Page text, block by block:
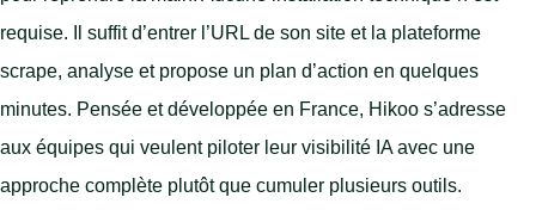
requise. Il suffit d’entrer l’URL de son site et la plateforme
scrape, analyse et propose un plan d’action en quelques
minutes. Pensée et développée en France, Hikoo s’adresse
aux équipes qui veulent piloter leur visibilité IA avec une
approche complète plutôt que cumuler plusieurs outils.